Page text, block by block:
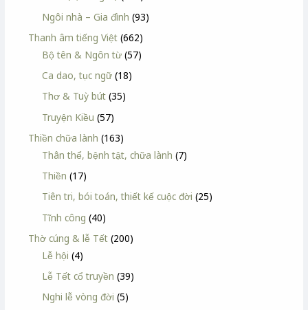
Ngôi nhà – Gia đình (93)
Thanh âm tiếng Việt (662)
Bộ tên & Ngôn từ (57)
Ca dao, tục ngữ (18)
Thơ & Tuỳ bút (35)
Truyện Kiều (57)
Thiền chữa lành (163)
Thân thể, bệnh tật, chữa lành (7)
Thiền (17)
Tiên tri, bói toán, thiết kế cuộc đời (25)
Tĩnh công (40)
Thờ cúng & lễ Tết (200)
Lễ hội (4)
Lễ Tết cổ truyền (39)
Nghi lễ vòng đời (5)